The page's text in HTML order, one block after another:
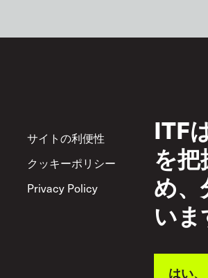
Footer
サイトの利便性
サイ
クッキーポリシー
Privacy Policy
相互
ITF
を
め、
い
はい